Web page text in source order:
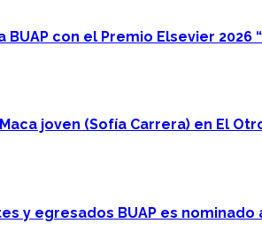
con el Premio Elsevier 2026
joven (Sofía Carrera) en El
y egresados BUAP es nominado